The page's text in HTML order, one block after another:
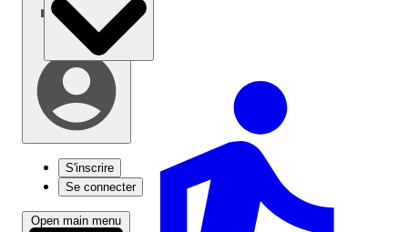
S'inscrire
Se connecter
Open main menu